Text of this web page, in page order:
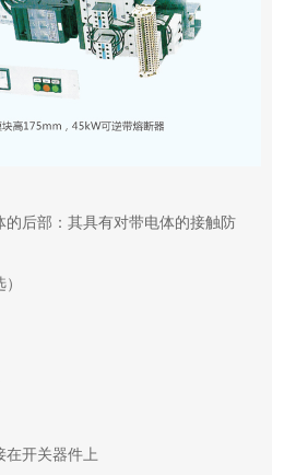
的后部：其具有对带电体的接触防
在开关器件上